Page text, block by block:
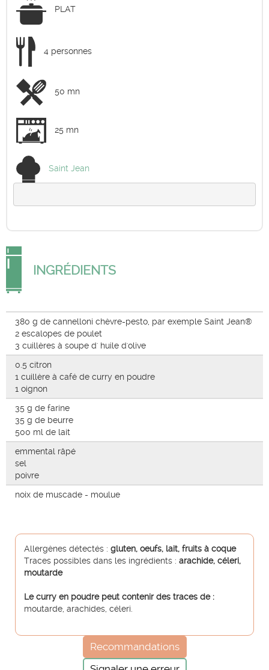
PLAT
4 personnes
50 mn
25 mn
Saint Jean
INGRÉDIENTS
380 g de cannelloni chèvre-pesto, par exemple Saint Jean®
2 escalopes de poulet
3 cuillères à soupe d' huile d'olive
0.5 citron
1 cuillère à café de curry en poudre
1 oignon
35 g de farine
35 g de beurre
500 ml de lait
emmental râpé
sel
poivre
noix de muscade - moulue
Allergènes détectés : gluten, oeufs, lait, fruits à coque
Traces possibles dans les ingrédients : arachide, céleri,
moutarde
Le curry en poudre peut contenir des traces de :
moutarde, arachides, céleri.
Recommandations